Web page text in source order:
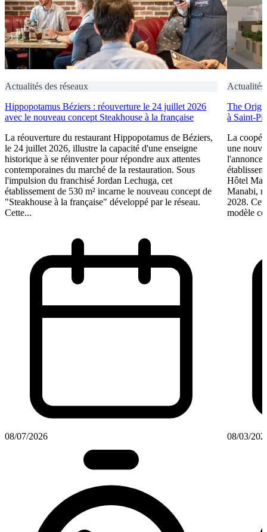
Actualités des réseaux
Hippopotamus Béziers : réouverture le 24 juillet 2026
avec le nouveau concept Steakhouse à la française
La réouverture du restaurant Hippopotamus de Béziers,
le 24 juillet 2026, illustre la capacité d'une enseigne
historique à se réinventer pour répondre aux attentes
contemporaines du marché de la restauration. Sous
l'impulsion du franchisé Jordan Lechuga, cet
établissement de 530 m² incarne le nouveau concept de
"Steakhouse à la française" développé par le réseau.
Cette...
08/07/2026
Actualités
The
à Saint-
La
une
l'annonce
Hôtel
Manabi,
2028.
modèle
08/03/